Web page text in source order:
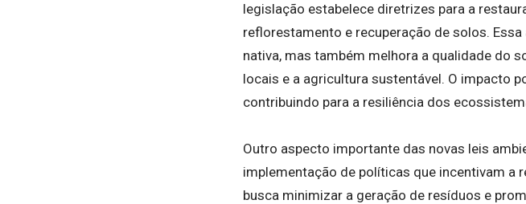
legislação estabelece diretrizes para a
reflorestamento e recuperação de solos.
nativa, mas também melhora a qualidade do
locais e a agricultura sustentável. O impacto
contribuindo para a resiliência dos
Outro aspecto importante das novas leis
implementação de políticas que incentivam a
busca minimizar a geração de resíduos e